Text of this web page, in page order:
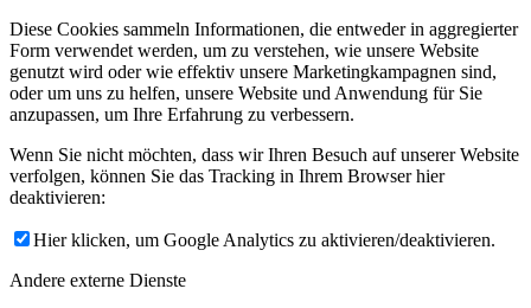
Diese Cookies sammeln Informationen, die entweder in aggregierter
Form verwendet werden, um zu verstehen, wie unsere Website
genutzt wird oder wie effektiv unsere Marketingkampagnen sind,
oder um uns zu helfen, unsere Website und Anwendung für Sie
anzupassen, um Ihre Erfahrung zu verbessern.
Wenn Sie nicht möchten, dass wir Ihren Besuch auf unserer Website
verfolgen, können Sie das Tracking in Ihrem Browser hier
deaktivieren:
Hier klicken, um Google Analytics zu aktivieren/deaktivieren.
Andere externe Dienste